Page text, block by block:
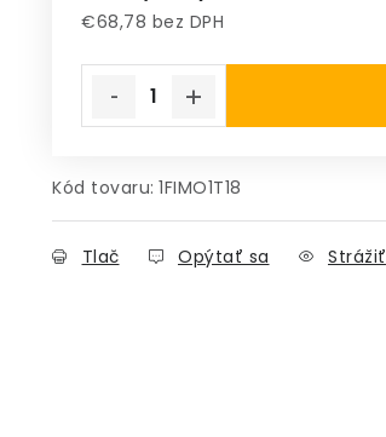
€68,78 bez DPH
Kód tovaru: 1FIMO1T18
Tlač Opýtať sa Strážiť